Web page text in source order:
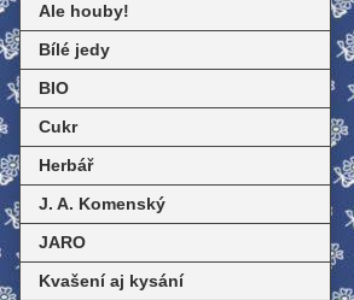
Ale houby!
Bílé jedy
BIO
Cukr
Herbář
J. A. Komenský
JARO
Kvašení aj kysání